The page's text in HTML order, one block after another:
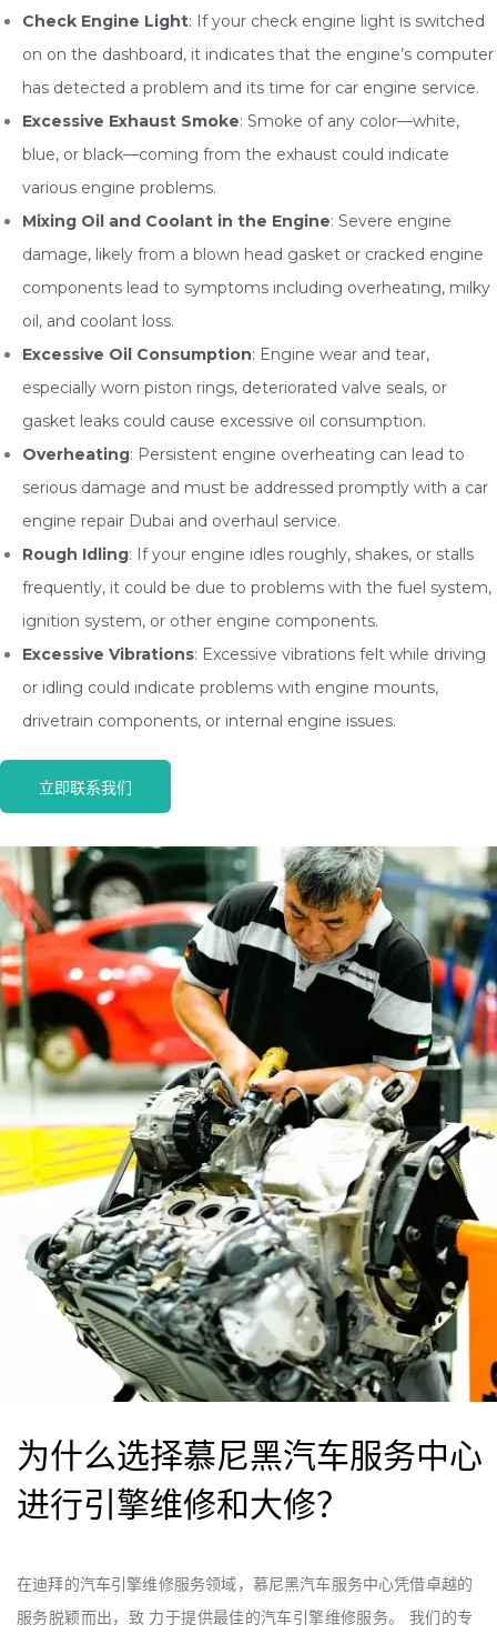
Check Engine Light: If your check engine light is switched
on on the dashboard, it indicates that the engine’s computer
has detected a problem and its time for car engine service.
Excessive Exhaust Smoke: Smoke of any color—white,
blue, or black—coming from the exhaust could indicate
various engine problems.
Mixing Oil and Coolant in the Engine: Severe engine
damage, likely from a blown head gasket or cracked engine
components lead to symptoms including overheating, milky
oil, and coolant loss.
Excessive Oil Consumption: Engine wear and tear,
especially worn piston rings, deteriorated valve seals, or
gasket leaks could cause excessive oil consumption.
Overheating: Persistent engine overheating can lead to
serious damage and must be addressed promptly with a car
engine repair Dubai and overhaul service.
Rough Idling: If your engine idles roughly, shakes, or stalls
frequently, it could be due to problems with the fuel system,
ignition system, or other engine components.
Excessive Vibrations: Excessive vibrations felt while driving
or idling could indicate problems with engine mounts,
drivetrain components, or internal engine issues.
立即联系我们
为什么选择慕尼黑汽车服务中心
进行引擎维修和大修？
在迪拜的汽车引擎维修服务领域，慕尼黑汽车服务中心凭借卓越的
服务脱颖而出，致 力于提供最佳的汽车引擎维修服务。 我们的专